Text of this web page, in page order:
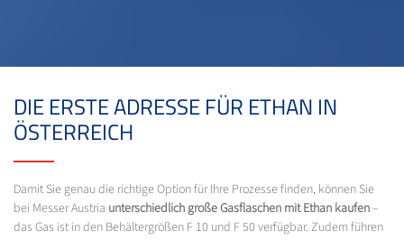
DIE ERSTE ADRESSE FÜR ETHAN IN
ÖSTERREICH
Damit Sie genau die richtige Option für Ihre Prozesse finden, können Sie
bei Messer Austria unterschiedlich große Gasflaschen mit Ethan kaufen–
das Gas ist in den Behältergrößen F 10 und F 50 verfügbar. Zudem führen